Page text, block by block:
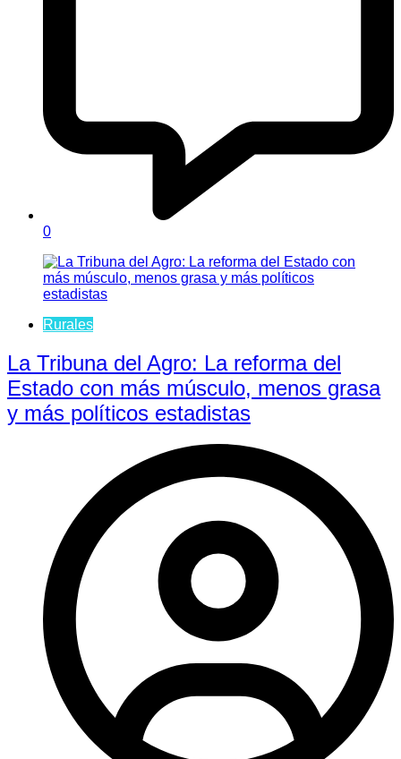
0
Rurales
La Tribuna del Agro: La reforma del
Estado con más músculo, menos grasa
y más políticos estadistas